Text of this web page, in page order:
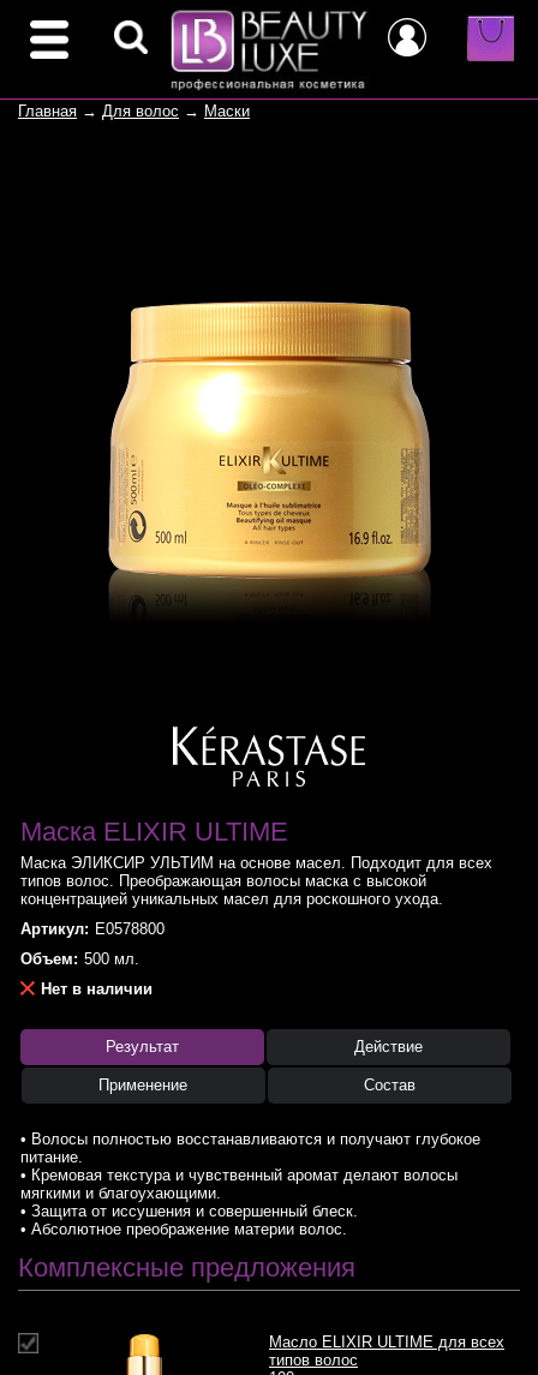
Главная → Для волос → Маски
Маска ELIXIR ULTIME
Маска ЭЛИКСИР УЛЬТИМ на основе масел. Подходит для всех
типов волос. Преображающая волосы маска с высокой
концентрацией уникальных масел для роскошного ухода.
Артикул: E0578800
Объем: 500 мл.
Нет в наличии
Результат Действие
Применение Состав
• Волосы полностью восстанавливаются и получают глубокое
питание.
• Кремовая текстура и чувственный аромат делают волосы
мягкими и благоухающими.
• Защита от иссушения и совершенный блеск.
• Абсолютное преображение материи волос.
Комплексные предложения
Масло ELIXIR ULTIME для всех
типов волос